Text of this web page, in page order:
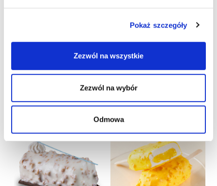
Pokaż szczegóły
Zezwól na wszystkie
Zezwól na wybór
Odmowa
CRUNCHY COATINGS
CRUNCHY COATINGS
GIANDUIA